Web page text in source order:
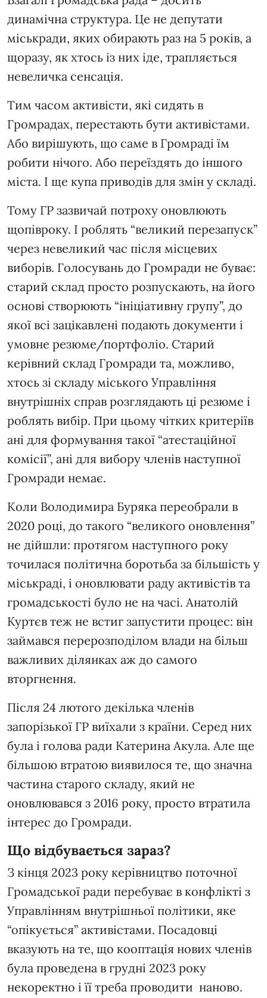
динамічна структура. Це не депутати
міськради, яких обирають раз на 5 років, а
щоразу, як хтось із них іде, трапляється
невеличка сенсація.
Тим часом активісти, які сидять в
Громрадах, перестають бути активістами.
Або вирішують, що саме в Громраді їм
робити нічого. Або переїздять до іншого
міста. І ще купа приводів для змін у складі.
Тому ГР зазвичай потроху оновлюють
щопівроку. І роблять “великий перезапуск”
через невеликий час після місцевих
виборів. Голосувань до Громради не буває:
старий склад просто розпускають, на його
основі створюють “ініціативну групу”, до
якої всі зацікавлені подають документи і
умовне резюме/портфоліо. Старий
керівний склад Громради та, можливо,
хтось зі складу міського Управління
внутрішніх справ розглядають ці резюме і
роблять вибір. При цьому чітких критеріїв
ані для формування такої “атестаційної
комісії”, ані для вибору членів наступної
Громради немає.
Коли Володимира Буряка переобрали в
2020 році, до такого “великого оновлення”
не дійшли: протягом наступного року
точилася політична боротьба за більшість у
міськраді, і оновлювати раду активістів та
громадськості було не на часі. Анатолій
Куртєв теж не встиг запустити процес: він
займався перерозподілом влади на більш
важливих ділянках аж до самого
вторгнення.
Після 24 лютого декілька членів
запорізької ГР виїхали з країни. Серед них
була і голова ради Катерина Акула. Але ще
більшою втратою виявилося те, що значна
частина старого складу, який не
оновлювався з 2016 року, просто втратила
інтерес до Громради.
Що відбувається зараз?
З кінця 2023 року керівництво поточної
Громадської ради перебуває в конфлікті з
Управлінням внутрішньої політики, яке
“опікується” активістами. Посадовці
вказують на те, що кооптація нових членів
була проведена в грудні 2023 року
некоректно і її треба проводити наново.